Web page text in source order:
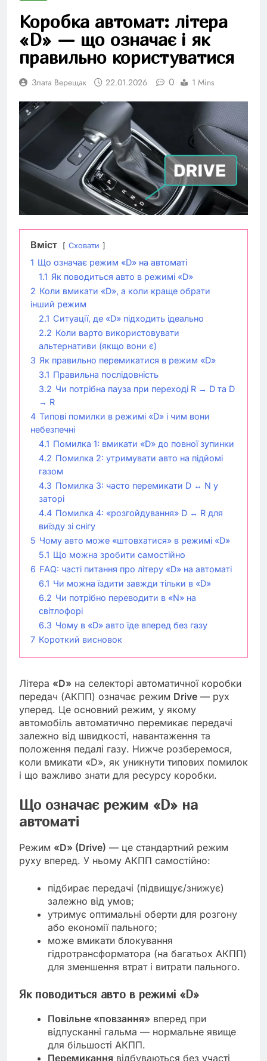
Коробка автомат: літера
«D» — що означає і як
правильно користуватися
Злата Верещак 22.01.2026 0 1 Mins
Вміст Сховати
1 Що означає режим «D» на автоматі
1.1 Як поводиться авто в режимі «D»
2 Коли вмикати «D», а коли краще обрати
інший режим
2.1 Ситуації, де «D» підходить ідеально
2.2 Коли варто використовувати
альтернативи (якщо вони є)
3 Як правильно перемикатися в режим «D»
3.1 Правильна послідовність
3.2 Чи потрібна пауза при переході R → D та D
→ R
4 Типові помилки в режимі «D» і чим вони
небезпечні
4.1 Помилка 1: вмикати «D» до повної зупинки
4.2 Помилка 2: утримувати авто на підйомі
газом
4.3 Помилка 3: часто перемикати D ↔ N у
заторі
4.4 Помилка 4: «розгойдування» D ↔ R для
виїзду зі снігу
5 Чому авто може «штовхатися» в режимі «D»
5.1 Що можна зробити самостійно
6 FAQ: часті питання про літеру «D» на автоматі
6.1 Чи можна їздити завжди тільки в «D»
6.2 Чи потрібно переводити в «N» на
світлофорі
6.3 Чому в «D» авто їде вперед без газу
7 Короткий висновок
Літера «D» на селекторі автоматичної коробки
передач (АКПП) означає режим Drive — рух
уперед. Це основний режим, у якому
автомобіль автоматично перемикає передачі
залежно від швидкості, навантаження та
положення педалі газу. Нижче розберемося,
коли вмикати «D», як уникнути типових помилок
і що важливо знати для ресурсу коробки.
Що означає режим «D» на
автоматі
Режим «D» (Drive) — це стандартний режим
руху вперед. У ньому АКПП самостійно:
підбирає передачі (підвищує/знижує)
залежно від умов;
утримує оптимальні оберти для розгону
або економії пального;
може вмикати блокування
гідротрансформатора (на багатьох АКПП)
для зменшення втрат і витрати пального.
Як поводиться авто в режимі «D»
Повільне «повзання» вперед при
відпусканні гальма — нормальне явище
для більшості АКПП.
Перемикання відбуваються без участі